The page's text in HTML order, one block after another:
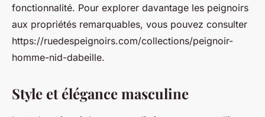
fonctionnalité. Pour explorer davantage les peignoirs
aux propriétés remarquables, vous pouvez consulter
https://ruedespeignoirs.com/collections/peignoir-
homme-nid-dabeille.
Style et élégance masculine